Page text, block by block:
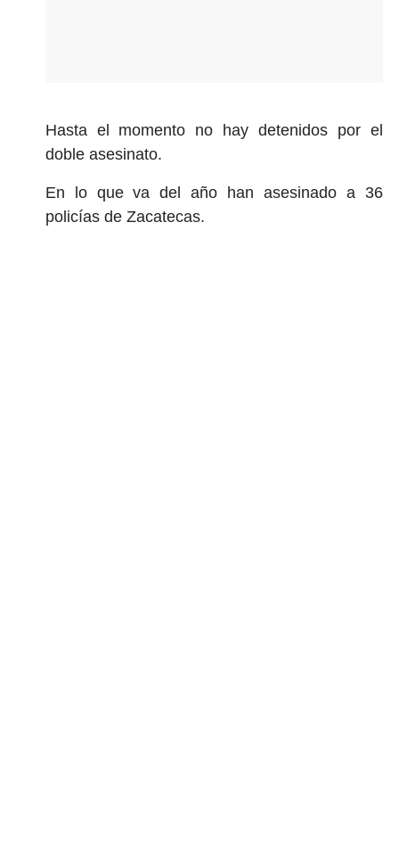
Hasta el momento no hay detenidos por el
doble asesinato.
En lo que va del año han asesinado a 36
policías de Zacatecas.